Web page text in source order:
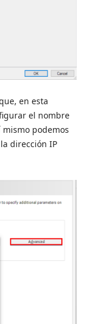
en esta
el nombre
podemos
dirección IP